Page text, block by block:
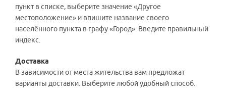
пункт в списке, выберите значение «Другое
местоположение» и впишите название своего
населённого пункта в графу «Город». Введите правильный
индекс.
Доставка
В зависимости от места жительства вам предложат
варианты доставки. Выберите любой удобный способ.